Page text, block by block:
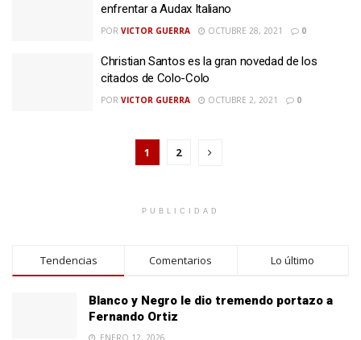
enfrentar a Audax Italiano
POR VICTOR GUERRA OCTUBRE 28, 2021 0
Christian Santos es la gran novedad de los
citados de Colo-Colo
POR VICTOR GUERRA OCTUBRE 2, 2021 0
1 2
PUBLICIDAD
Tendencias Comentarios Lo último
Blanco y Negro le dio tremendo portazo a
Fernando Ortiz
ENERO 12, 2026